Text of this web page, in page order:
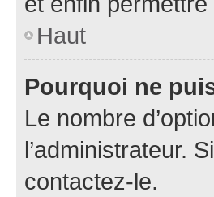
Haut
Pourquoi ne
Le nombre
l’administrateur.
contactez-le.